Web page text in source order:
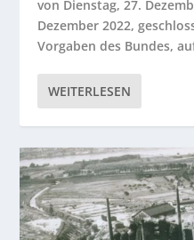
von Dienstag, 27.
Dezember 2022,
Vorgaben des Bundes,
WEITERLESEN